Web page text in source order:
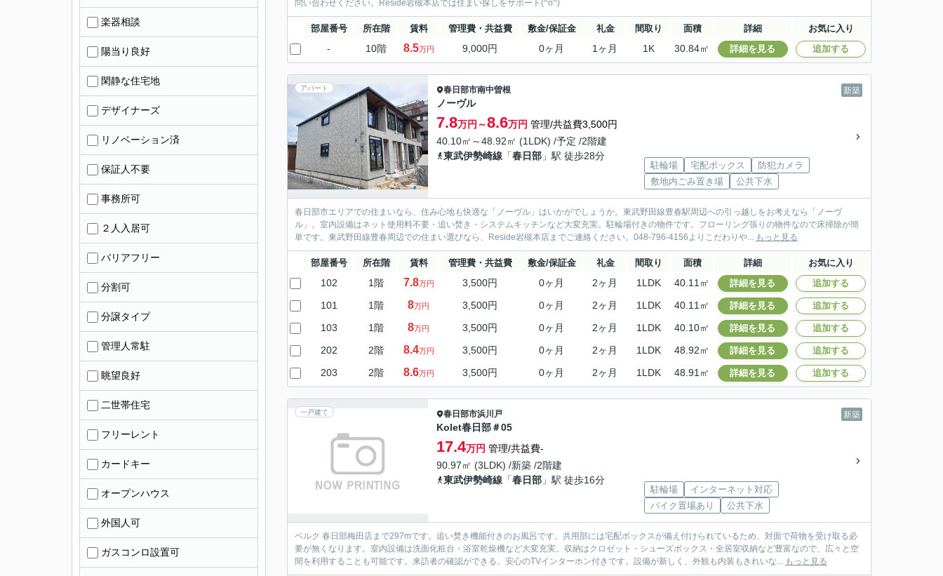
問い合わせください。Reside岩槻本店では住まい探しをサポート(^o^)
部屋番号 所在階 賃料 管理費・共益費 敷金/保証金 礼金 間取り 面積 詳細 お気に入り
- 10階 8.5万円 9,000円 0ヶ月 1ヶ月 1K 30.84㎡ 詳細を見る 追加する
アパート 新築
春日部市南中曽根
ノーヴル
7.8万円～8.6万円 管理/共益費3,500円
40.10㎡～48.92㎡ (1LDK) /予定 /2階建
東武伊勢崎線 「春日部 」駅 徒歩28分
駐輪場 宅配ボックス
防犯カメラ
敷地内ごみ置き場
公共下水
春日部市エリアでの住まいなら、住み心地も快適な「ノーヴル」はいかがでしょうか。東武野田線豊春駅周辺への引っ越しをお考えなら「ノーヴ
ル」。室内設備はネット使用料不要・追い焚き・システムキッチンなど大変充実。駐輪場付きの物件です。フローリング張りの物件なので床掃除が簡
単です。東武野田線豊春周辺での住まい選びなら、Reside岩槻本店までご連絡ください。048-796-4156よりこだわりや... もっと見る
部屋番号 所在階 賃料 管理費・共益費 敷金/保証金 礼金 間取り 面積 詳細 お気に入り
102 1階 7.8万円 3,500円 0ヶ月 2ヶ月 1LDK 40.11㎡ 詳細を見る 追加する
101 1階 8万円 3,500円 0ヶ月 2ヶ月 1LDK 40.11㎡ 詳細を見る 追加する
103 1階 8万円 3,500円 0ヶ月 2ヶ月 1LDK 40.10㎡ 詳細を見る 追加する
202 2階 8.4万円 3,500円 0ヶ月 2ヶ月 1LDK 48.92㎡ 詳細を見る 追加する
203 2階 8.6万円 3,500円 0ヶ月 2ヶ月 1LDK 48.91㎡ 詳細を見る 追加する
一戸建て 新築
春日部市浜川戸
Kolet春日部＃05
17.4万円 管理/共益費-
90.97㎡ (3LDK) /新築 /2階建
東武伊勢崎線 「春日部 」駅 徒歩16分
駐輪場
インターネット対応
バイク置場あり
公共下水
ベルク 春日部梅田店まで297mです。追い焚き機能付きのお風呂です。共用部には宅配ボックスが備え付けられているため、対面で荷物を受け取る必
要が無くなります。室内設備は洗面化粧台・浴室乾燥機など大変充実。収納はクロゼット・シューズボックス・全居室収納など豊富なので、広々と空
間を利用することも可能です。来訪者の確認ができる、安心のTVインターホン付きです。設備が新しく、外観も内装もきれいな... もっと見る
楽器相談
陽当り良好
閑静な住宅地
デザイナーズ
リノベーション済
保証人不要
事務所可
２人入居可
バリアフリー
分割可
分譲タイプ
管理人常駐
眺望良好
二世帯住宅
フリーレント
カードキー
オープンハウス
外国人可
ガスコンロ設置可